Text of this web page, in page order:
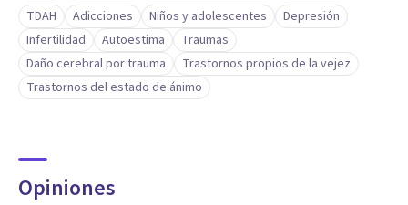
TDAH Adicciones Niños y adolescentes
Depresión
Infertilidad
Autoestima
Traumas
Daño cerebral por trauma
Trastornos propios de la vejez
Trastornos del estado de ánimo
Opiniones